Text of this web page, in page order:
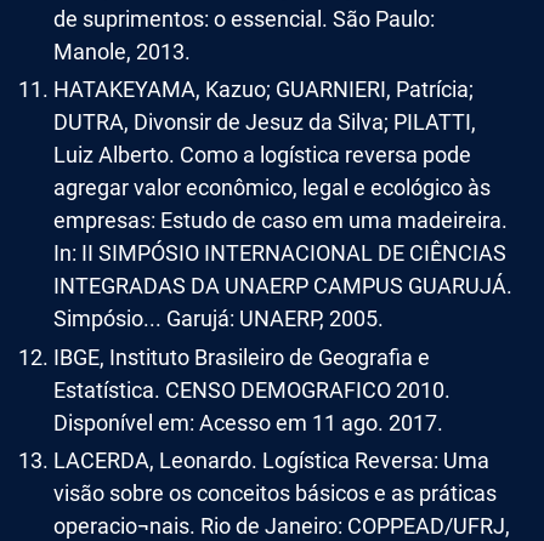
de suprimentos: o essencial. São Paulo:
Manole, 2013.
HATAKEYAMA, Kazuo; GUARNIERI, Patrícia;
DUTRA, Divonsir de Jesuz da Silva; PILATTI,
Luiz Alberto. Como a logística reversa pode
agregar valor econômico, legal e ecológico às
empresas: Estudo de caso em uma madeireira.
In: II SIMPÓSIO INTERNACIONAL DE CIÊNCIAS
INTEGRADAS DA UNAERP CAMPUS GUARUJÁ.
Simpósio... Garujá: UNAERP, 2005.
IBGE, Instituto Brasileiro de Geografia e
Estatística. CENSO DEMOGRAFICO 2010.
Disponível em: Acesso em 11 ago. 2017.
LACERDA, Leonardo. Logística Reversa: Uma
visão sobre os conceitos básicos e as práticas
operacio¬nais. Rio de Janeiro: COPPEAD/UFRJ,